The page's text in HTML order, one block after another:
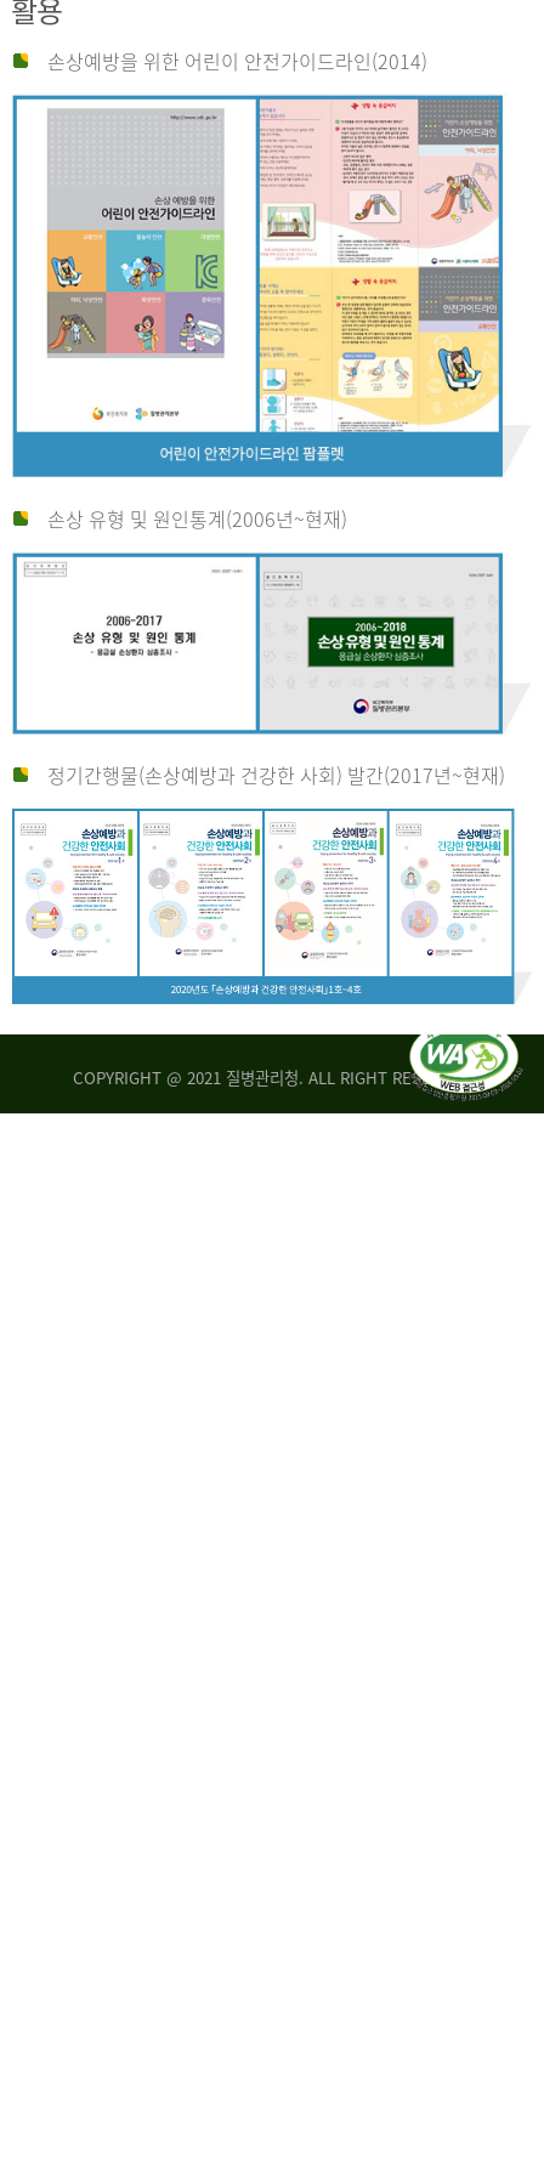
활용
손상예방을 위한 어린이 안전가이드라인(2014)
손상 유형 및 원인통계(2006년~현재)
정기간행물(손상예방과 건강한 사회) 발간(2017년~현재)
COPYRIGHT @ 2021 질병관리청. ALL RIGHT RESERVED